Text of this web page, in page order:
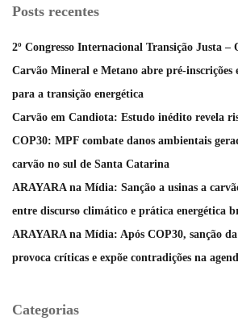
Posts recentes
2º Congresso Internacional Transição Justa –
Carvão Mineral e Metano abre pré-inscrições
para a transição energética
Carvão em Candiota: Estudo inédito revela
COP30: MPF combate danos ambientais
carvão no sul de Santa Catarina
ARAYARA na Mídia: Sanção a usinas a
entre discurso climático e prática energética
ARAYARA na Mídia: Após COP30, sanção
provoca críticas e expõe contradições na
Categorias